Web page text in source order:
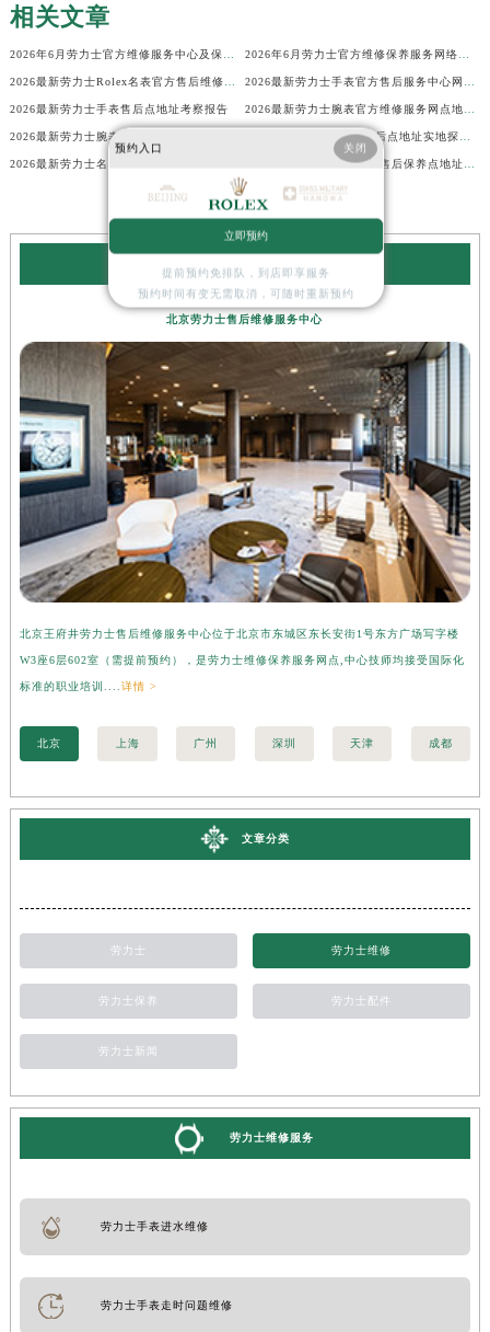
相关文章
2026年6月劳力士官方维修服务中心及保养站最新调整补充确认终稿说明 2026年6月劳力士官方维修保养服务网络地图更新（迁址新增）
2026最新劳力士Rolex名表官方售后维修中心地址考察报告 2026最新劳力士手表官方售后服务中心网点地址考察报告
2026最新劳力士手表售后点地址考察报告 2026最新劳力士腕表官方维修服务网点地址考察报告
2026最新劳力士Rolex售后点地址实地探访报告
2026最新劳力士腕表官方售后保养点地址实地探访报告
北京劳力士售后维修服务中心
北京王府井劳力士售后维修服务中心位于北京市东城区东长安街1号东方广场写字楼
W3座6层602室（需提前预约），是劳力士维修保养服务网点,中心技师均接受国际化
标准的职业培训.... 详情 >
北京 上海 广州 深圳 天津 成都
文章分类
劳力士 劳力士维修
劳力士保养 劳力士配件
劳力士新闻
劳力士维修服务
劳力士手表进水维修
劳力士手表走时问题维修
预约入口 关闭
立即预约
提前预约免排队，到店即享服务
预约时间有变无需取消，可随时重新预约